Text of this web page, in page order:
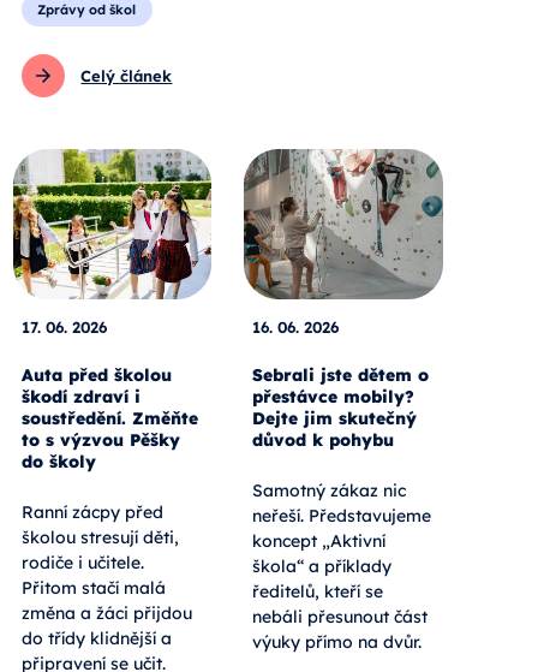
Zprávy od škol
Celý článek
17. 06. 2026
Auta před školou
škodí zdraví i
soustředění. Změňte
to s výzvou Pěšky
do školy
Ranní zácpy před
školou stresují děti,
rodiče i učitele.
Přitom stačí malá
změna a žáci přijdou
do třídy klidnější a
připravení se učit.
16. 06. 2026
Sebrali jste dětem o
přestávce mobily?
Dejte jim skutečný
důvod k pohybu
Samotný zákaz nic
neřeší. Představujeme
koncept „Aktivní
škola“ a příklady
ředitelů, kteří se
nebáli přesunout část
výuky přímo na dvůr.